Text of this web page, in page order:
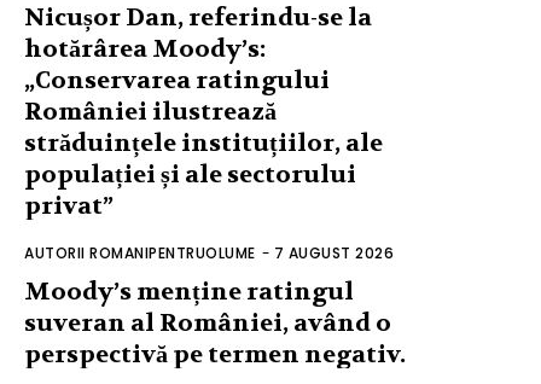
Nicușor Dan, referindu-se la
hotărârea Moody’s:
„Conservarea ratingului
României ilustrează
străduințele instituțiilor, ale
populației și ale sectorului
privat”
AUTORII ROMANIPENTRUOLUME - 7 AUGUST 2026
Moody’s menține ratingul
suveran al României, având o
perspectivă pe termen negativ.